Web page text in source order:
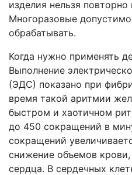
изделия нельзя повторно
Многоразовые
обрабатывать.
Когда нужно применять
Выполнение
(ЭДС) показано при
время такой аритмии
быстром и хаотичном
до 450 сокращений в
сокращений
снижение объемов
сердца. В сердечных